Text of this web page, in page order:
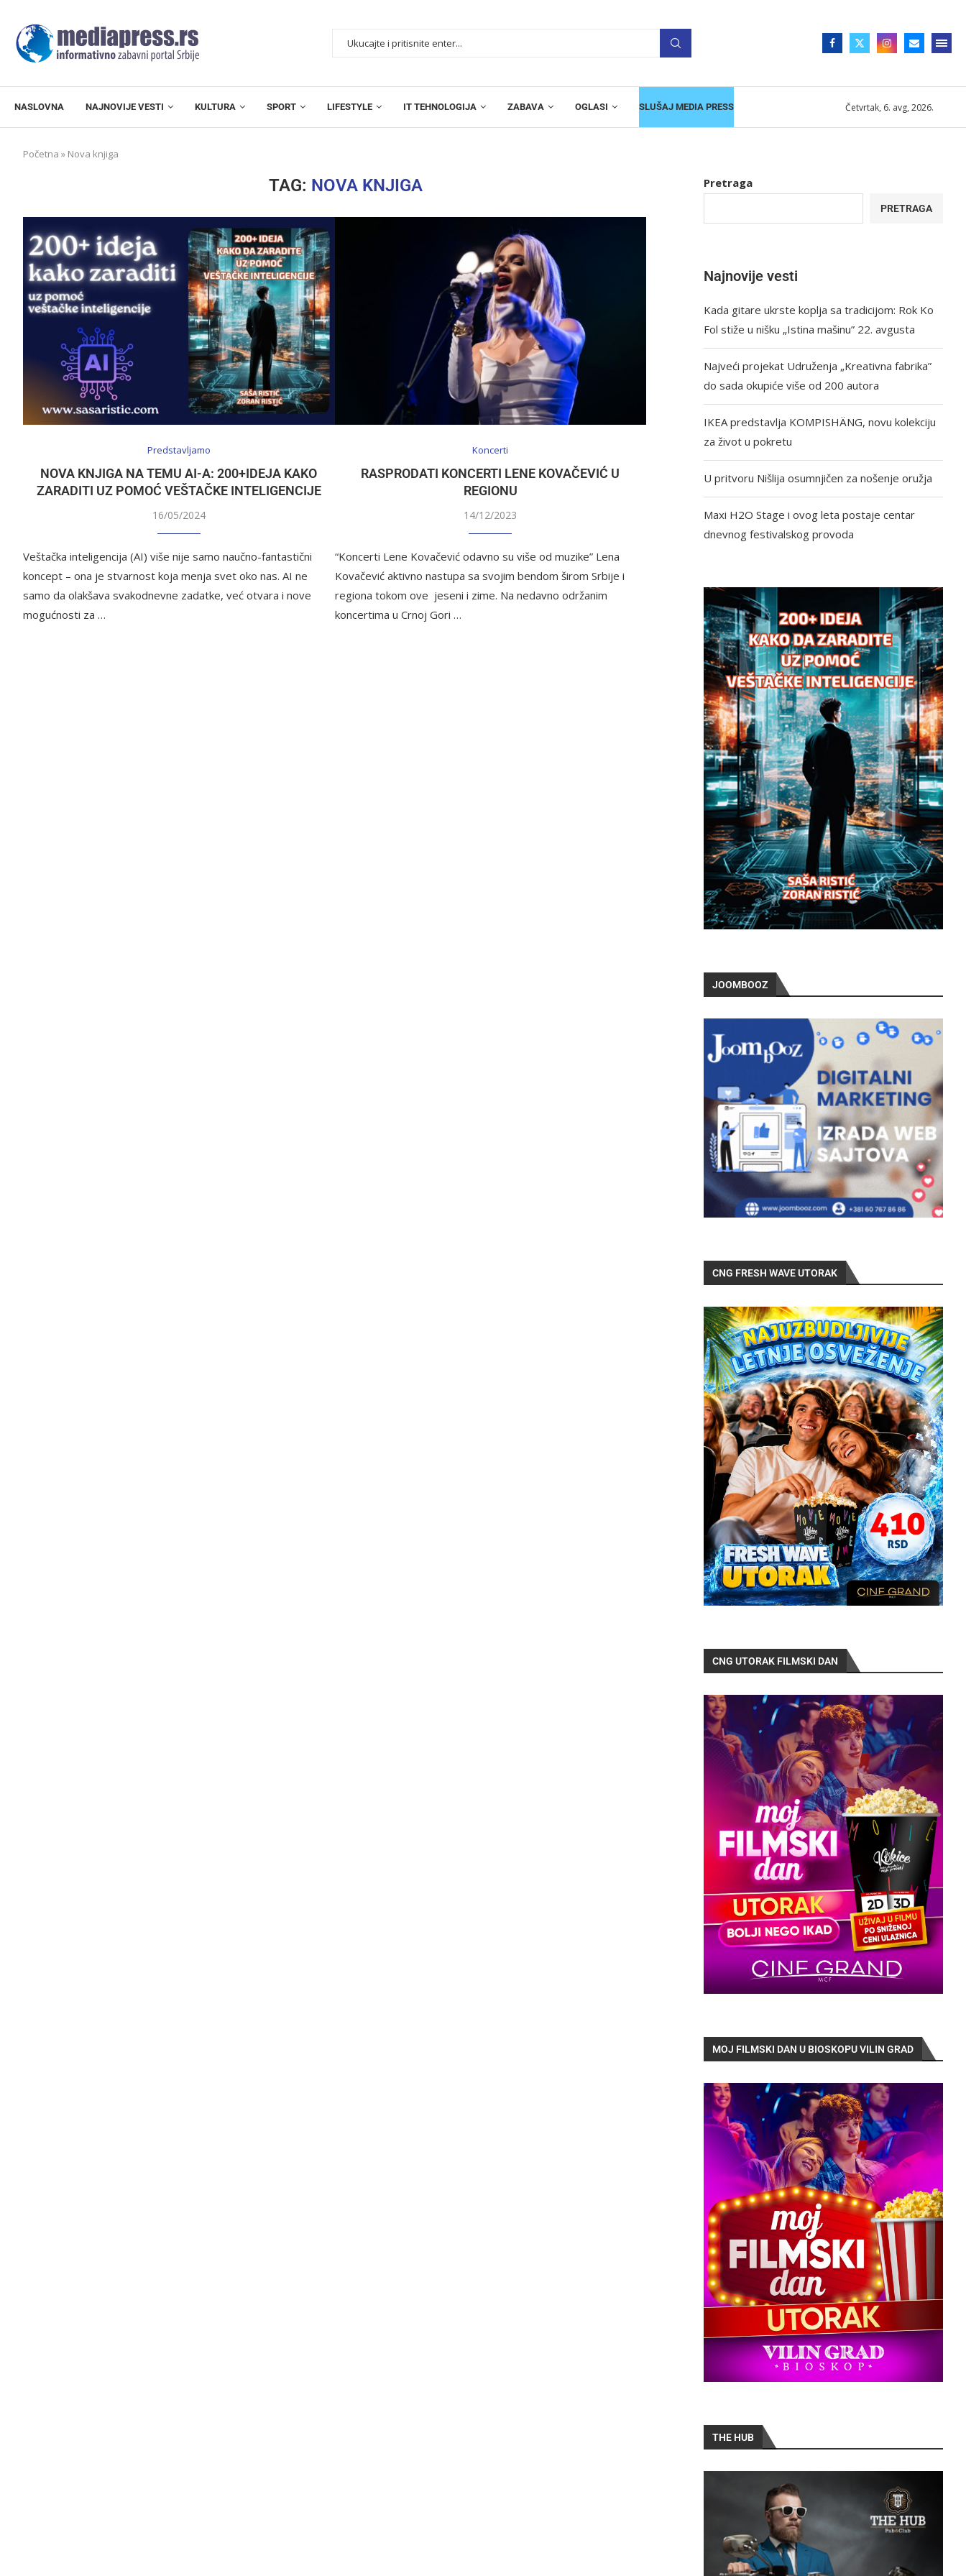
NASLOVNA NAJNOVIJE VESTI KULTURA SPORT LIFESTYLE IT TEHNOLOGIJA ZABAVA OGLASI SLUŠAJ MEDIA PRESS Četvrtak, 6. avg, 2026.
Početna » Nova knjiga
TAG: NOVA KNJIGA
Predstavljamo
NOVA KNJIGA NA TEMU AI-A: 200+IDEJA KAKO
ZARADITI UZ POMOĆ VEŠTAČKE INTELIGENCIJE
16/05/2024
Veštačka inteligencija (AI) više nije samo naučno-fantastični
koncept – ona je stvarnost koja menja svet oko nas. AI ne
samo da olakšava svakodnevne zadatke, već otvara i nove
mogućnosti za …
Koncerti
RASPRODATI KONCERTI LENE KOVAČEVIĆ U
REGIONU
14/12/2023
“Koncerti Lene Kovačević odavno su više od muzike” Lena
Kovačević aktivno nastupa sa svojim bendom širom Srbije i
regiona tokom ove jeseni i zime. Na nedavno održanim
koncertima u Crnoj Gori …
Pretraga
PRETRAGA
Najnovije vesti
Kada gitare ukrste koplja sa tradicijom: Rok Ko
Fol stiže u nišku „Istina mašinu” 22. avgusta
Najveći projekat Udruženja „Kreativna fabrika”
do sada okupiće više od 200 autora
IKEA predstavlja KOMPISHÄNG, novu kolekciju
za život u pokretu
U pritvoru Nišlija osumnjičen za nošenje oružja
Maxi H2O Stage i ovog leta postaje centar
dnevnog festivalskog provoda
JOOMBOOZ
CNG FRESH WAVE UTORAK
CNG UTORAK FILMSKI DAN
MOJ FILMSKI DAN U BIOSKOPU VILIN GRAD
THE HUB